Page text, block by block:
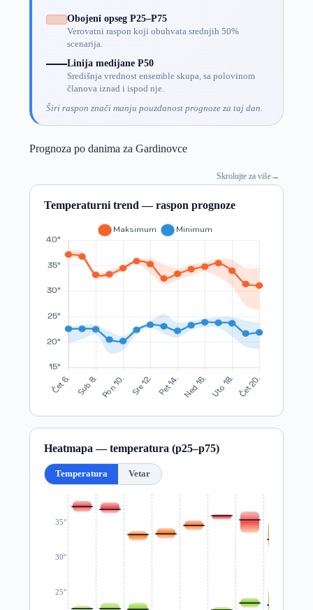
Obojeni opseg P25–P75
Verovatni raspon koji obuhvata srednjih 50%
scenarija.
Linija medijane P50
Središnja vrednost ensemble skupa, sa polovinom
članova iznad i ispod nje.
Širi raspon znači manju pouzdanost prognoze za taj dan.
Prognoza po danima za Gardinovce
Skrolujte za više→
Temperaturni trend — raspon prognoze
Heatmapa — temperatura (p25–p75)
Temperatura Vetar
25°
30°
35°